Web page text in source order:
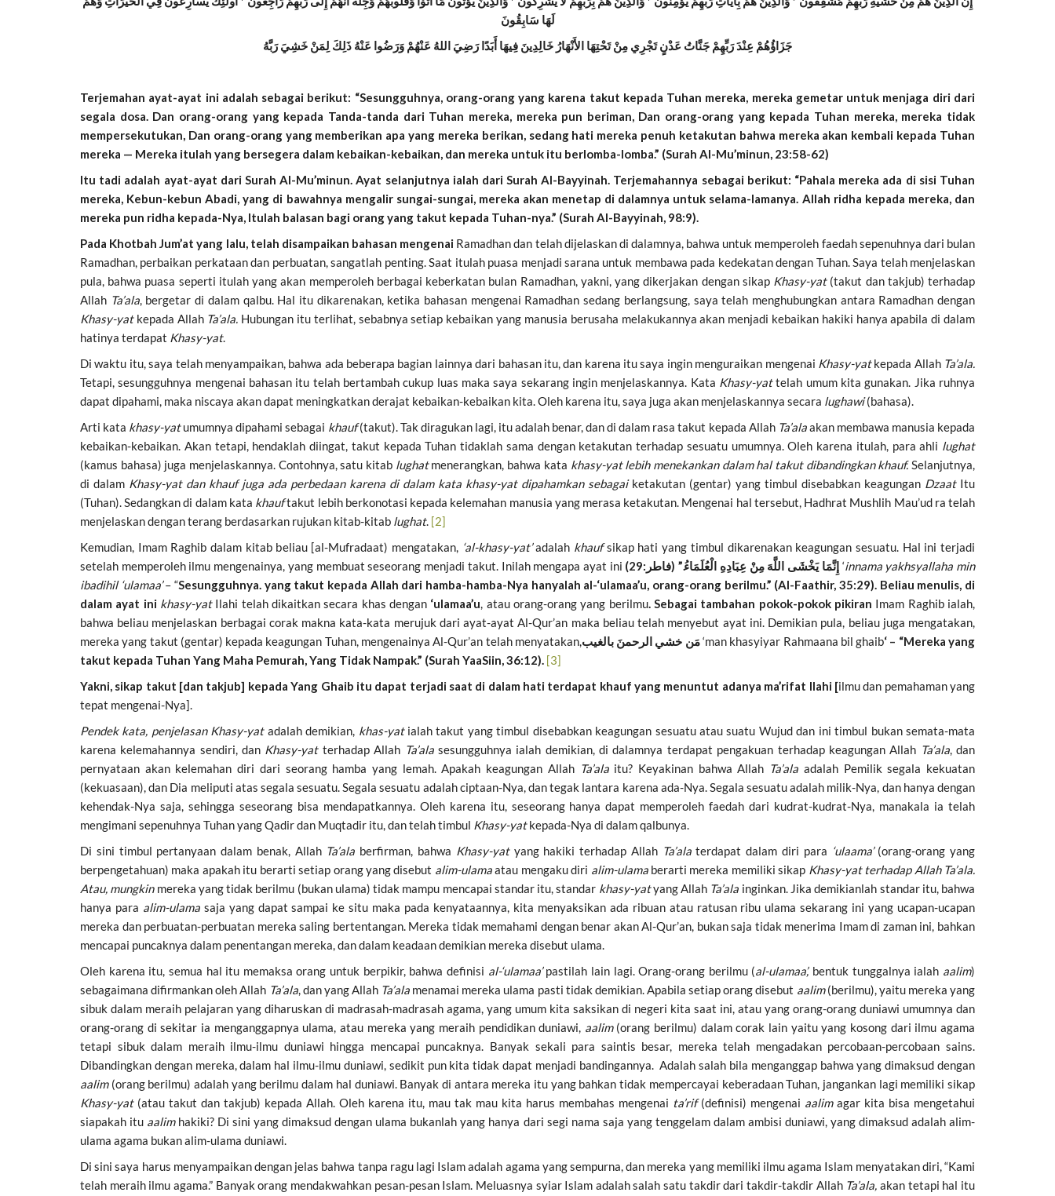
لَهَا سَابِقُونَ
جَزَاؤُهُمْ عِنْدَ رَبِّهِمْ جَنَّاتُ عَدْنٍ تَجْرِي مِنْ تَحْتِهَا الأَنْهَارُ خَالِدِينَ فِيهَا أَبَدًا رَضِيَ اللهُ عَنْهُمْ وَرَضُوا عَنْهُ ذَلِكَ لِمَنْ خَشِيَ رَبَّهُ
Terjemahan ayat-ayat ini adalah sebagai berikut: “Sesungguhnya, orang-orang yang karena takut kepada Tuhan mereka, mereka gemetar untuk menjaga diri dari
segala dosa. Dan orang-orang yang kepada Tanda-tanda dari Tuhan mereka, mereka pun beriman, Dan orang-orang yang kepada Tuhan mereka, mereka tidak
mempersekutukan, Dan orang-orang yang memberikan apa yang mereka berikan, sedang hati mereka penuh ketakutan bahwa mereka akan kembali kepada Tuhan
mereka — Mereka itulah yang bersegera dalam kebaikan-kebaikan, dan mereka untuk itu berlomba-lomba.” (Surah Al-Mu’minun, 23:58-62)
Itu tadi adalah ayat-ayat dari Surah Al-Mu’minun. Ayat selanjutnya ialah dari Surah Al-Bayyinah. Terjemahannya sebagai berikut: “Pahala mereka ada di sisi Tuhan
mereka, Kebun-kebun Abadi, yang di bawahnya mengalir sungai-sungai, mereka akan menetap di dalamnya untuk selama-lamanya. Allah ridha kepada mereka, dan
mereka pun ridha kepada-Nya, Itulah balasan bagi orang yang takut kepada Tuhan-nya.” (Surah Al-Bayyinah, 98:9).
Pada Khotbah Jum’at yang lalu, telah disampaikan bahasan mengenai Ramadhan dan telah dijelaskan di dalamnya, bahwa untuk memperoleh faedah sepenuhnya dari bulan
Ramadhan, perbaikan perkataan dan perbuatan, sangatlah penting. Saat itulah puasa menjadi sarana untuk membawa pada kedekatan dengan Tuhan. Saya telah menjelaskan
pula, bahwa puasa seperti itulah yang akan memperoleh berbagai keberkatan bulan Ramadhan, yakni, yang dikerjakan dengan sikap Khasy-yat(takut dan takjub) terhadap
Allah Ta’ala, bergetar di dalam qalbu. Hal itu dikarenakan, ketika bahasan mengenai Ramadhan sedang berlangsung, saya telah menghubungkan antara Ramadhan dengan
Khasy-yatkepada Allah Ta’ala. Hubungan itu terlihat, sebabnya setiap kebaikan yang manusia berusaha melakukannya akan menjadi kebaikan hakiki hanya apabila di dalam
hatinya terdapat Khasy-yat.
Di waktu itu, saya telah menyampaikan, bahwa ada beberapa bagian lainnya dari bahasan itu, dan karena itu saya ingin menguraikan mengenai Khasy-yatkepada Allah Ta’ala.
Tetapi, sesungguhnya mengenai bahasan itu telah bertambah cukup luas maka saya sekarang ingin menjelaskannya. Kata Khasy-yattelah umum kita gunakan. Jika ruhnya
dapat dipahami, maka niscaya akan dapat meningkatkan derajat kebaikan-kebaikan kita. Oleh karena itu, saya juga akan menjelaskannya secara lughawi(bahasa).
Arti kata khasy-yatumumnya dipahami sebagai khauf(takut). Tak diragukan lagi, itu adalah benar, dan di dalam rasa takut kepada Allah Ta’alaakan membawa manusia kepada
kebaikan-kebaikan. Akan tetapi, hendaklah diingat, takut kepada Tuhan tidaklah sama dengan ketakutan terhadap sesuatu umumnya. Oleh karena itulah, para ahli lughat
(kamus bahasa) juga menjelaskannya. Contohnya, satu kitab lughatmenerangkan, bahwa kata khasy-yat lebih menekankan dalam hal takut dibandingkan khauf.Selanjutnya,
di dalam Khasy-yat dan khauf juga ada perbedaan karena di dalam kata khasy-yat dipahamkan sebagai ketakutan (gentar) yang timbul disebabkan keagungan Dzaat Itu
(Tuhan). Sedangkan di dalam kata khauftakut lebih berkonotasi kepada kelemahan manusia yang merasa ketakutan. Mengenai hal tersebut, Hadhrat Mushlih Mau’ud ra telah
menjelaskan dengan terang berdasarkan rujukan kitab-kitab lughat. [2]
Kemudian, Imam Raghib dalam kitab beliau [al-Mufradaat) mengatakan, ‘al-khasy-yat’adalah khaufsikap hati yang timbul dikarenakan keagungan sesuatu. Hal ini terjadi
setelah memperoleh ilmu mengenainya, yang membuat seseorang menjadi takut. Inilah mengapa ayat ini
إِنَّمَا يَخْشَى اللَّهَ مِنْ عِبَادِهِ الْعُلَمَاءُ.” (فاطر:29)‘innama yakhsyallaha min
ibadihil ‘ulamaa’– “Sesungguhnya. yang takut kepada Allah dari hamba-hamba-Nya hanyalah al-‘ulamaa’u, orang-orang berilmu.” (Al-Faathir, 35:29). Beliau menulis, di
dalam ayat ini khasy-yatIlahi telah dikaitkan secara khas dengan ‘ulamaa’u, atau orang-orang yang berilmu. Sebagai tambahan pokok-pokok pikiran Imam Raghib ialah,
bahwa beliau menjelaskan berbagai corak makna kata-kata merujuk dari ayat-ayat Al-Qur’an maka beliau telah menyebut ayat ini. Demikian pula, beliau juga mengatakan,
mereka yang takut (gentar) kepada keagungan Tuhan, mengenainya Al-Qur’an telah menyatakan,مَن خشي الرحمنَ بالغيب‘man khasyiyar Rahmaana bil ghaib‘ – “Mereka yang
takut kepada Tuhan Yang Maha Pemurah, Yang Tidak Nampak.” (Surah YaaSiin, 36:12). [3]
Yakni, sikap takut [dan takjub] kepada Yang Ghaib itu dapat terjadi saat di dalam hati terdapat khauf yang menuntut adanya ma’rifat Ilahi [ilmu dan pemahaman yang
tepat mengenai-Nya].
Pendek kata, penjelasan Khasy-yatadalah demikian, khas-yat ialah takut yang timbul disebabkan keagungan sesuatu atau suatu Wujud dan ini timbul bukan semata-mata
karena kelemahannya sendiri, dan Khasy-yat terhadap Allah Ta’ala sesungguhnya ialah demikian, di dalamnya terdapat pengakuan terhadap keagungan Allah Ta’ala, dan
pernyataan akan kelemahan diri dari seorang hamba yang lemah. Apakah keagungan Allah Ta’alaitu? Keyakinan bahwa Allah Ta’ala adalah Pemilik segala kekuatan
(kekuasaan), dan Dia meliputi atas segala sesuatu. Segala sesuatu adalah ciptaan-Nya, dan tegak lantara karena ada-Nya. Segala sesuatu adalah milik-Nya, dan hanya dengan
kehendak-Nya saja, sehingga seseorang bisa mendapatkannya. Oleh karena itu, seseorang hanya dapat memperoleh faedah dari kudrat-kudrat-Nya, manakala ia telah
mengimani sepenuhnya Tuhan yang Qadir dan Muqtadir itu, dan telah timbul Khasy-yatkepada-Nya di dalam qalbunya.
Di sini timbul pertanyaan dalam benak, Allah Ta’ala berfirman, bahwa Khasy-yatyang hakiki terhadap Allah Ta’alaterdapat dalam diri para ‘ulaama’(orang-orang yang
berpengetahuan) maka apakah itu berarti setiap orang yang disebut alim-ulamaatau mengaku diri alim-ulama berarti mereka memiliki sikap Khasy-yat terhadap Allah Ta’ala.
Atau, mungkin mereka yang tidak berilmu (bukan ulama) tidak mampu mencapai standar itu, standar khasy-yatyang Allah Ta’ala inginkan. Jika demikianlah standar itu, bahwa
hanya para alim-ulama saja yang dapat sampai ke situ maka pada kenyataannya, kita menyaksikan ada ribuan atau ratusan ribu ulama sekarang ini yang ucapan-ucapan
mereka dan perbuatan-perbuatan mereka saling bertentangan. Mereka tidak memahami dengan benar akan Al-Qur’an, bukan saja tidak menerima Imam di zaman ini, bahkan
mencapai puncaknya dalam penentangan mereka, dan dalam keadaan demikian mereka disebut ulama.
Oleh karena itu, semua hal itu memaksa orang untuk berpikir, bahwa definisi al-‘ulamaa’pastilah lain lagi. Orang-orang berilmu (al-ulamaa’, bentuk tunggalnya ialah aalim)
sebagaimana difirmankan oleh Allah Ta’ala, dan yang Allah Ta’ala menamai mereka ulama pasti tidak demikian. Apabila setiap orang disebut aalim(berilmu), yaitu mereka yang
sibuk dalam meraih pelajaran yang diharuskan di madrasah-madrasah agama, yang umum kita saksikan di negeri kita saat ini, atau yang orang-orang duniawi umumnya dan
orang-orang di sekitar ia menganggapnya ulama, atau mereka yang meraih pendidikan duniawi, aalim (orang berilmu) dalam corak lain yaitu yang kosong dari ilmu agama
tetapi sibuk dalam meraih ilmu-ilmu duniawi hingga mencapai puncaknya. Banyak sekali para saintis besar, mereka telah mengadakan percobaan-percobaan sains.
Dibandingkan dengan mereka, dalam hal ilmu-ilmu duniawi, sedikit pun kita tidak dapat menjadi bandingannya. Adalah salah bila menganggap bahwa yang dimaksud dengan
aalim (orang berilmu) adalah yang berilmu dalam hal duniawi. Banyak di antara mereka itu yang bahkan tidak mempercayai keberadaan Tuhan, jangankan lagi memiliki sikap
Khasy-yat(atau takut dan takjub) kepada Allah. Oleh karena itu, mau tak mau kita harus membahas mengenai ta’rif(definisi) mengenai aalimagar kita bisa mengetahui
siapakah itu aalimhakiki? Di sini yang dimaksud dengan ulama bukanlah yang hanya dari segi nama saja yang tenggelam dalam ambisi duniawi, yang dimaksud adalah alim-
ulama agama bukan alim-ulama duniawi.
Di sini saya harus menyampaikan dengan jelas bahwa tanpa ragu lagi Islam adalah agama yang sempurna, dan mereka yang memiliki ilmu agama Islam menyatakan diri, “Kami
telah meraih ilmu agama.” Banyak orang mendakwahkan pesan-pesan Islam. Meluasnya syiar Islam adalah salah satu takdir dari takdir-takdir Allah Ta’ala,akan tetapi hal itu